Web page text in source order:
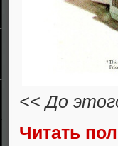
<< До
Читать